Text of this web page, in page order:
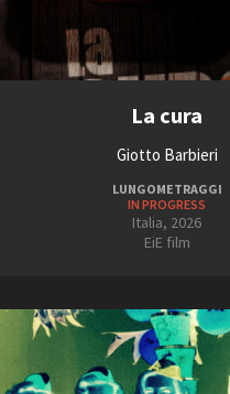
La cura
Giotto Barbieri
LUNGOMETRAGGI
IN PROGRESS
Italia, 2026
EiE film